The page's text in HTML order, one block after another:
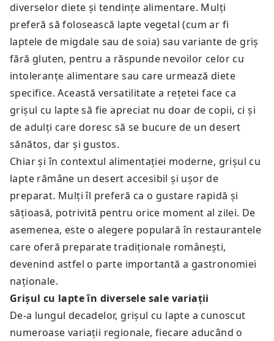
diverselor diete și tendințe alimentare. Mulți
preferă să folosească lapte vegetal (cum ar fi
laptele de migdale sau de soia) sau variante de griș
fără gluten, pentru a răspunde nevoilor celor cu
intoleranțe alimentare sau care urmează diete
specifice. Această versatilitate a rețetei face ca
grișul cu lapte să fie apreciat nu doar de copii, ci și
de adulți care doresc să se bucure de un desert
sănătos, dar și gustos.
Chiar și în contextul alimentației moderne, grișul cu
lapte rămâne un desert accesibil și ușor de
preparat. Mulți îl preferă ca o gustare rapidă și
sățioasă, potrivită pentru orice moment al zilei. De
asemenea, este o alegere populară în restaurantele
care oferă preparate tradiționale românești,
devenind astfel o parte importantă a gastronomiei
naționale.
Grișul cu lapte în diversele sale variații
De-a lungul decadelor, grișul cu lapte a cunoscut
numeroase variații regionale, fiecare aducând o